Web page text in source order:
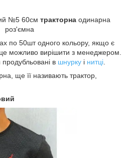
№5 60см тракторна одинарна
роз'ємна
по 50шт одного кольору, якщо є
це можливо вирішити з менеджером.
в шнурку і нитці
ще її називають трактор,